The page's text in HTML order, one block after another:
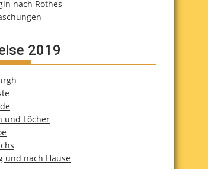
nach Rothes
2019
und Löcher
und nach Hause